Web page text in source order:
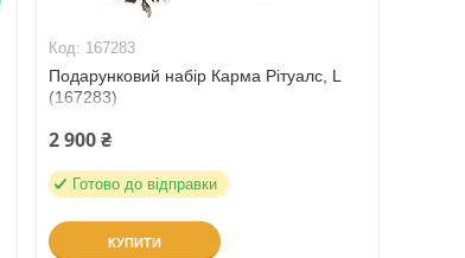
167283
Подарунковий набір Карма Рітуалс, L
(167283)
2 900 ₴
Готово до відправки
КУПИТИ